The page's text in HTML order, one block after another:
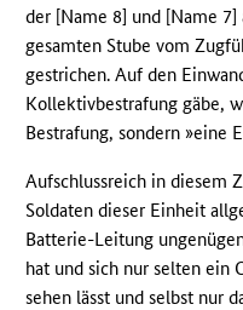
der [Name 8] und [Name
gesamten Stube vom
gestrichen. Auf den
Kollektivbestrafung gäbe,
Bestrafung, sondern »eine
Aufschlussreich in diesem
Soldaten dieser Einheit
Batterie-Leitung
hat und sich nur selten ein
sehen lässt und selbst nur